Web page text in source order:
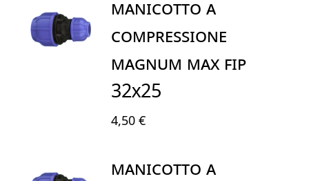
MANICOTTO A
COMPRESSIONE
MAGNUM MAX FIP
32X25
4,50 €
MANICOTTO A